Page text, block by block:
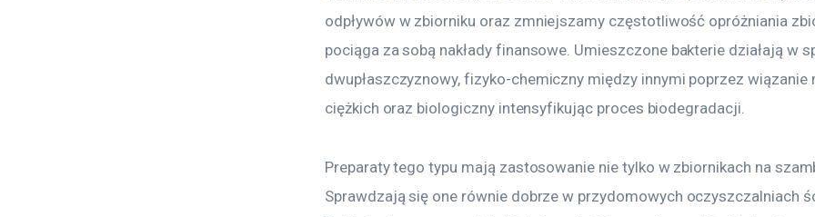
odpływów w zbiorniku oraz zmniejszamy częstotliwość opróżniania
pociąga za sobą nakłady finansowe. Umieszczone bakterie działają w
dwupłaszczyznowy, fizyko-chemiczny między innymi poprzez wiązanie
ciężkich oraz biologiczny intensyfikując proces biodegradacji.
Preparaty tego typu mają zastosowanie nie tylko w zbiornikach na
Sprawdzają się one równie dobrze w przydomowych oczyszczalniach